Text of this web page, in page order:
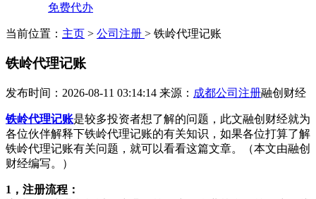
免费代办
当前位置： 主页 > 公司注册 > 铁岭代理记账
铁岭代理记账
发布时间：2026-08-11 03:14:14 来源： 成都公司注册融创财经
铁岭代理记账是较多投资者想了解的问题，此文融创财经就为
各位伙伴解释下铁岭代理记账的有关知识，如果各位打算了解
铁岭代理记账有关问题，就可以看看这篇文章。（本文由融创
财经编写。）
1，注册流程：